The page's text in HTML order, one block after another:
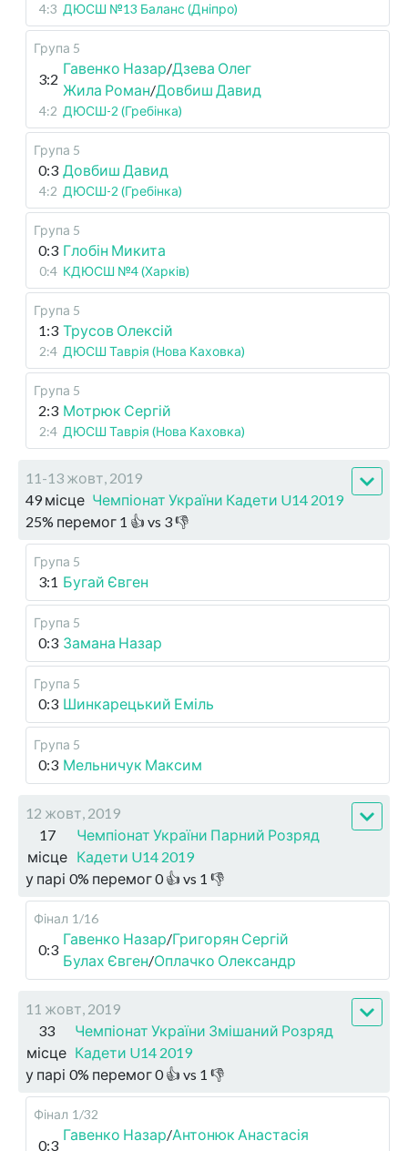
4:3 ДЮСШ №13 Баланс (Дніпро)
Група 5
3:2
Гавенко Назар/Дзева Олег
Жила Роман/Довбиш Давид
4:2 ДЮСШ-2 (Гребінка)
Група 5
0:3 Довбиш Давид
4:2 ДЮСШ-2 (Гребінка)
Група 5
0:3 Глобін Микита
0:4 КДЮСШ №4 (Харків)
Група 5
1:3 Трусов Олексій
2:4 ДЮСШ Таврія (Нова Каховка)
Група 5
2:3 Мотрюк Сергій
2:4 ДЮСШ Таврія (Нова Каховка)
11-13 жовт, 2019
49 місце Чемпіонат України Кадети U14 2019
25% перемог 1 👍 vs 3👎
Група 5
3:1 Бугай Євген
Група 5
0:3 Замана Назар
Група 5
0:3 Шинкарецький Еміль
Група 5
0:3 Мельничук Максим
12 жовт, 2019
17
місце
Чемпіонат України Парний Розряд
Кадети U14 2019
у парі 0% перемог0👍 vs 1 👎
Фінал 1/16
0:3
Гавенко Назар/Григорян Сергій
Булах Євген/Оплачко Олександр
11 жовт, 2019
33
місце
Чемпіонат України Змішаний Розряд
Кадети U14 2019
у парі 0% перемог0👍 vs 1 👎
Фінал 1/32
0:3
Гавенко Назар/Антонюк Анастасія